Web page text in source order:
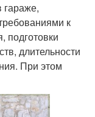
гараже,
к
подготовки
длительности
При этом